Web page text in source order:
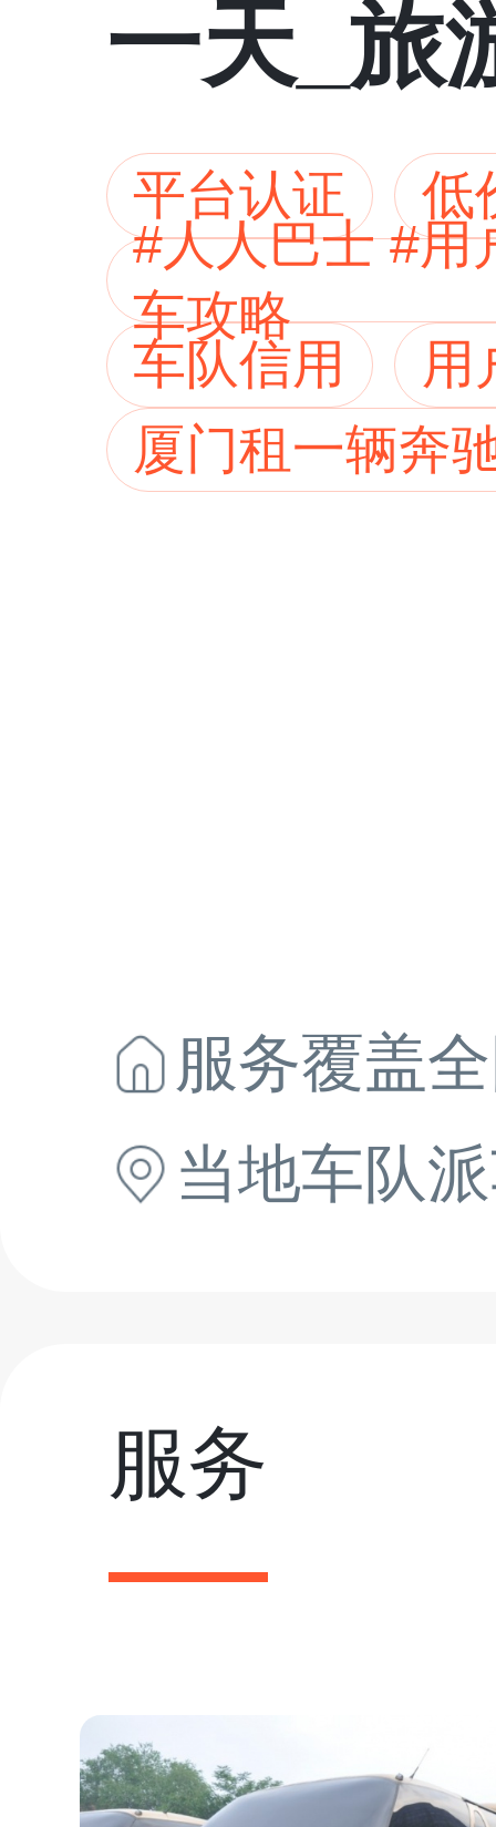
一天_旅
包车_车
平台认证
低
#人人巴士 #用
车攻略
车队信用
用
厦门租一辆奔
服务覆盖
当地车队
服务